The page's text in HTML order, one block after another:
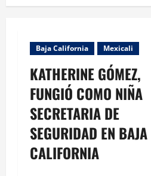
Baja California Mexicali
KATHERINE GÓMEZ,
FUNGIÓ COMO NIÑA
SECRETARIA DE
SEGURIDAD EN BAJA
CALIFORNIA